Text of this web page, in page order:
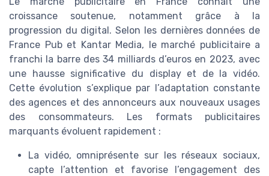
croissance soutenue, notamment grâce à la
progression du digital. Selon les dernières données de
France Pub et Kantar Media, le marché publicitaire a
franchi la barre des 34 milliards d’euros en 2023, avec
une hausse significative du display et de la vidéo.
Cette évolution s’explique par l’adaptation constante
des agences et des annonceurs aux nouveaux usages
des consommateurs. Les formats publicitaires
marquants évoluent rapidement :
La vidéo, omniprésente sur les réseaux sociaux,
capte l’attention et favorise l’engagement des